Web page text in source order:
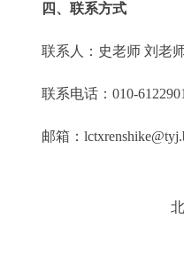
四、联系方式
联系人：史老师 刘老
联系电话：010-
邮箱：